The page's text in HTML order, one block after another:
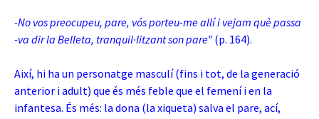
-No vos preocupeu, pare, vós porteu-me allí i vejam què passa
-va dir la Belleta, tranquil·litzant son pare” (p. 164).
Així, hi ha un personatge masculí (fins i tot, de la generació
anterior i adult) que és més feble que el femení i en la
infantesa. És més: la dona (la xiqueta) salva el pare, ací,